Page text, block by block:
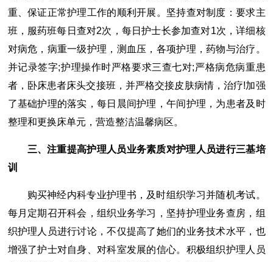
重、保证正常护理工作的顺利开展。坚持查对制度：要求主
班，服药班每日查对2次，每日护士长参加查对1次，详细核
对病危，病重一级护理，测血压，各项护理，药物与治疗。
并记录签字;护理操作时严格要求三查七对;严格病危病重患
者，卧床患者床头交接班，并严格交接皮肤病情，治疗!加强
了基础护理的落实，每日晨间护理，午间护理，为患者及时
整理和更换床单元，营造整洁温馨病区。
三、注重提高护理人员业务素质对护理人员进行三基培
训
购买神经内科专业护理书，及时组织学习并随机考试。
每月定期召开科会，组织业务学习，坚持护理业务查房，组
织护理人员进行讨论，不仅提高了她们的业务技术水平，也
增强了护士对自身、对科室发展的信心。积极组织护理人员